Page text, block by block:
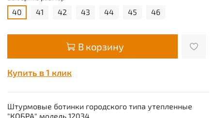
40 41 42 43 44 45 46
В корзину
Купить в 1 клик
Штурмовые ботинки городского типа утепленные
"КОБРА" модель 12034